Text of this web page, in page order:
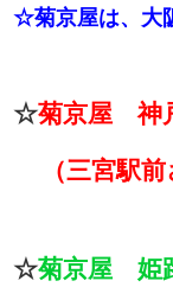
☆菊京屋は、大
☆菊京屋 神
（三宮駅前
☆菊京屋 姫